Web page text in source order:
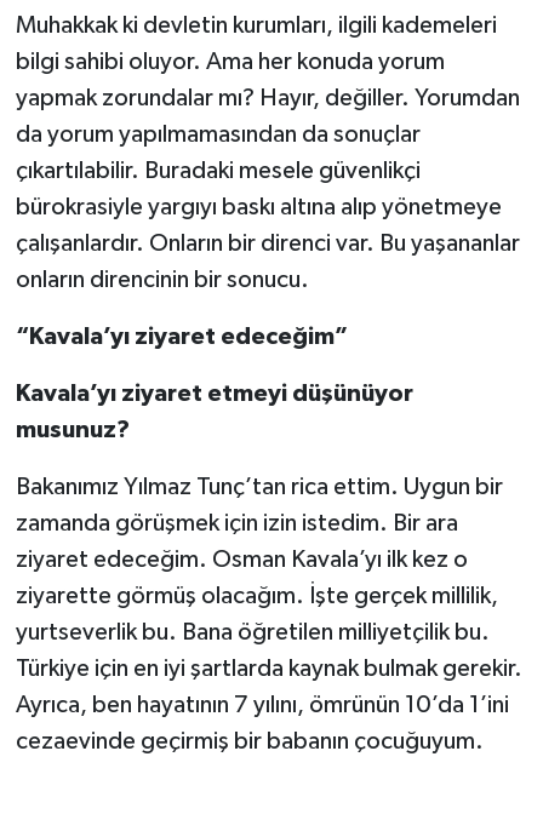
Muhakkak ki devletin kurumları, ilgili kademeleri
bilgi sahibi oluyor. Ama her konuda yorum
yapmak zorundalar mı? Hayır, değiller. Yorumdan
da yorum yapılmamasından da sonuçlar
çıkartılabilir. Buradaki mesele güvenlikçi
bürokrasiyle yargıyı baskı altına alıp yönetmeye
çalışanlardır. Onların bir direnci var. Bu yaşananlar
onların direncinin bir sonucu.
“Kavala’yı ziyaret edeceğim”
Kavala’yı ziyaret etmeyi düşünüyor
musunuz?
Bakanımız Yılmaz Tunç’tan rica ettim. Uygun bir
zamanda görüşmek için izin istedim. Bir ara
ziyaret edeceğim. Osman Kavala’yı ilk kez o
ziyarette görmüş olacağım. İşte gerçek millilik,
yurtseverlik bu. Bana öğretilen milliyetçilik bu.
Türkiye için en iyi şartlarda kaynak bulmak gerekir.
Ayrıca, ben hayatının 7 yılını, ömrünün 10’da 1’ini
cezaevinde geçirmiş bir babanın çocuğuyum.